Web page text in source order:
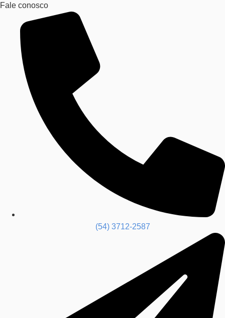
Fale conosco
(54) 3712-2587